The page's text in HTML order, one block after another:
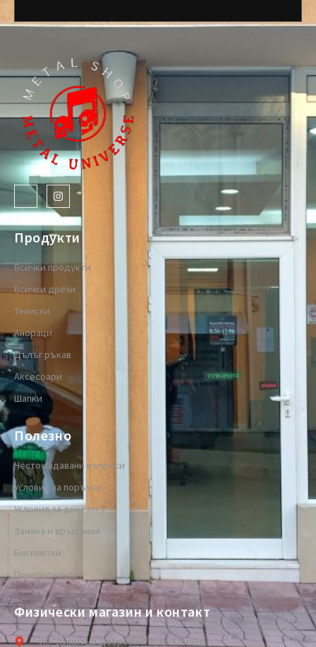
Продукти
Всички продукти
Всички дрехи
Тениски
Анораци
Дълъг ръкав
Аксесоари
Шапки
Полезно
Често задавани въпроси
Условия за поръчка
Условия за доставка
Замяна и връщания
Бисквитки
Поверителност
Физически магазин и контакт
ул. "Димитър Добрович" 6, гр. Сливен